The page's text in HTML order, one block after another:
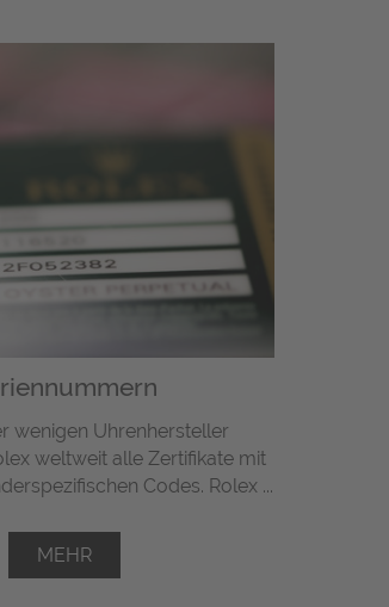
wenigen Uhrenhersteller
weltweit alle Zertifikate mit
Codes. Rolex ...
MEHR